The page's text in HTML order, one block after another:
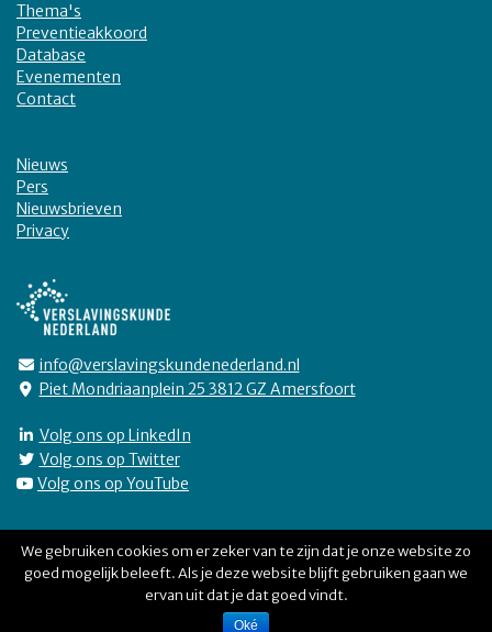
Thema's
Preventieakkoord
Database
Evenementen
Contact
Nieuws
Pers
Nieuwsbrieven
Privacy
info@verslavingskundenederland.nl
Piet Mondriaanplein 25 3812 GZ Amersfoort
Volg ons op LinkedIn
Volg ons op Twitter
Volg ons op YouTube
Verslavingskunde Nederland © 2026
We gebruiken cookies om er zeker van te zijn dat je onze website zo
goed mogelijk beleeft. Als je deze website blijft gebruiken gaan we
ervan uit dat je dat goed vindt.
Oké